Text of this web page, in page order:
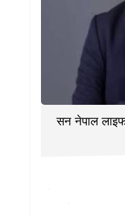
सन नेपाल